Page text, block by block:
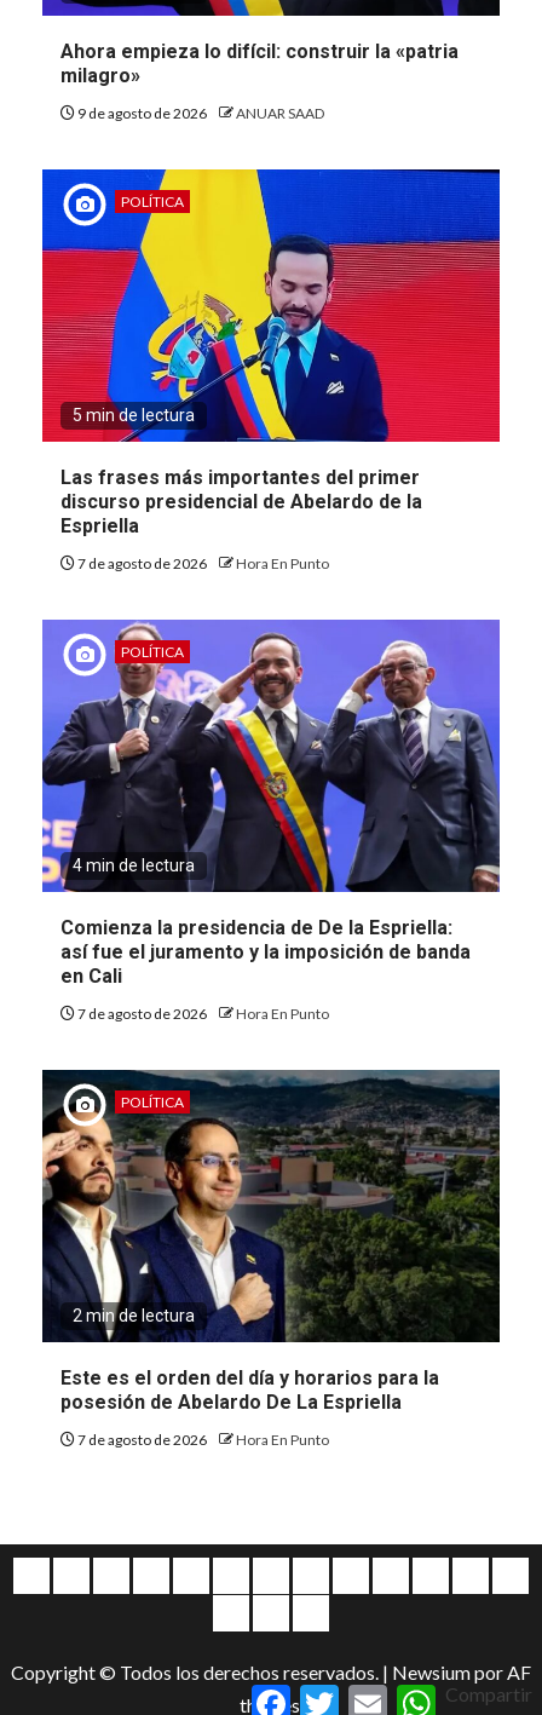
Ahora empieza lo difícil: construir la «patria
milagro»
9 de agosto de 2026 ANUAR SAAD
POLÍTICA
5 min de lectura
Las frases más importantes del primer
discurso presidencial de Abelardo de la
Espriella
7 de agosto de 2026 Hora En Punto
POLÍTICA
4 min de lectura
Comienza la presidencia de De la Espriella:
así fue el juramento y la imposición de banda
en Cali
7 de agosto de 2026 Hora En Punto
POLÍTICA
2 min de lectura
Este es el orden del día y horarios para la
posesión de Abelardo De La Espriella
7 de agosto de 2026 Hora En Punto
Entretenimiento
Copyright © Todos los derechos reservados. | Newsiumpor AF
themes.FacebookTwitterEmail WhatsApp
Compartir